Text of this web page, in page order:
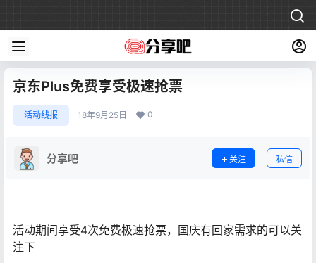
京东Plus免费享受极速抢票
活动线报 18年9月25日 0
分享吧 关注 私信
活动期间享受4次免费极速抢票，国庆有回家需求的可以关
注下